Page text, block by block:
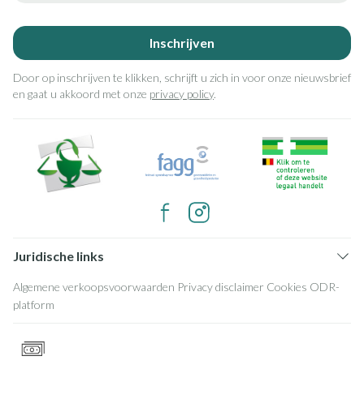
Inschrijven
Door op inschrijven te klikken, schrijft u zich in voor onze nieuwsbrief
en gaat u akkoord met onze privacy policy.
Juridische links
Algemene verkoopsvoorwaarden Privacy disclaimer Cookies ODR-
platform